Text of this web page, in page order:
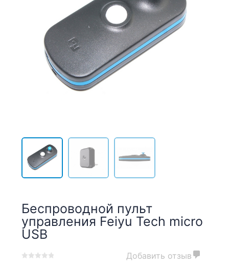
Беспроводной пульт
управления Feiyu Tech micro
USB
Добавить отзыв